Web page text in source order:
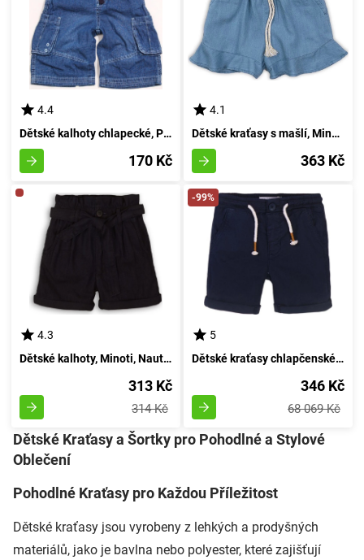
4.4
Dětské kalhoty chlapecké, Pidilidi, PD702, kluk - velikost 98/104 | pro věk 3 až 4 let
170 Kč
4.1
Dětské kraťasy s mašlí, Minoti, Lemdrop 6, modré provedení - velikost 98/104 | pro věk 3-4 let
363 Kč
4.3
Dětské kalhoty, Minoti, Nautical 1, temně modré - velikost 98/104 | pro věk 3-4 let
313 Kč
314 Kč
-99%
5
Dětské kraťasy chlapčenské, Minoti, Resort 3, modré - velikost 98/104 | 3 a 4 roky
346 Kč
68 069 Kč
Dětské Kraťasy a Šortky pro Pohodlné a Stylové
Oblečení
Pohodlné Kraťasy pro Každou Příležitost
Dětské kraťasy jsou vyrobeny z lehkých a prodyšných
materiálů, jako je bavlna nebo polyester, které zajišťují